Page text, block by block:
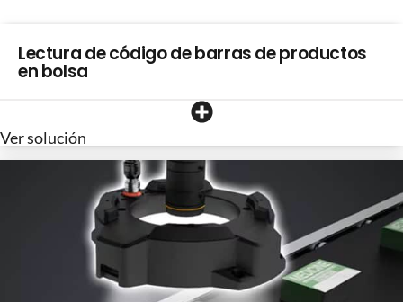
Lectura de código de barras de productos
en bolsa
Ver solución